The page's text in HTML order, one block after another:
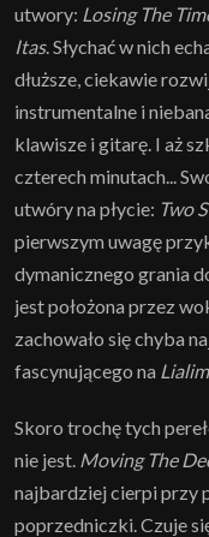
utwory: Losing The
Itas. Słychać w nich
dłuższe, ciekawie
instrumentalne i
klawisze i gitarę. I aż
czterech minutach...
utwóry na płycie: Two
pierwszym uwagę
dymanicznego grania
jest położona przez
zachowało się chyba
fascynującego na
Skoro trochę tych
nie jest. Moving The
najbardziej cierpi przy
poprzedniczki. Czuje